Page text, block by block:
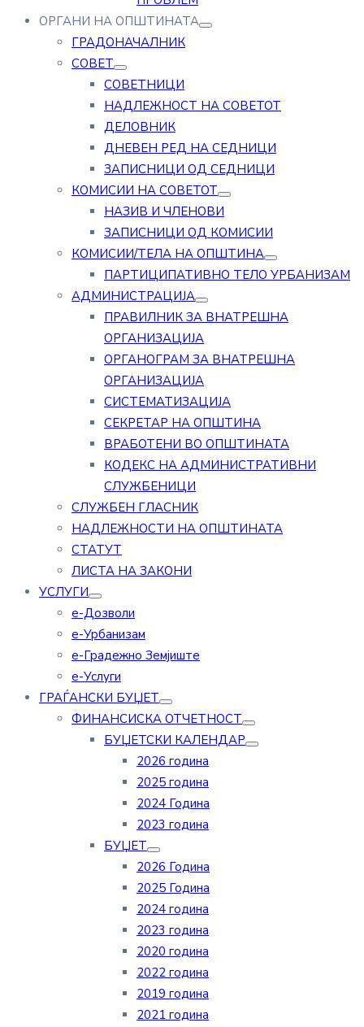
ОРГАНИ НА ОПШТИНАТА
ГРАДОНАЧАЛНИК
СОВЕТ
СОВЕТНИЦИ
НАДЛЕЖНОСТ НА СОВЕТОТ
ДЕЛОВНИК
ДНЕВЕН РЕД НА СЕДНИЦИ
ЗАПИСНИЦИ ОД СЕДНИЦИ
КОМИСИИ НА СОВЕТОТ
НАЗИВ И ЧЛЕНОВИ
ЗАПИСНИЦИ ОД КОМИСИИ
КОМИСИИ/ТЕЛА НА ОПШТИНА
ПАРТИЦИПАТИВНО ТЕЛО УРБАНИЗАМ
АДМИНИСТРАЦИЈА
ПРАВИЛНИК ЗА ВНАТРЕШНА
ОРГАНИЗАЦИЈА
ОРГАНОГРАМ ЗА ВНАТРЕШНА
ОРГАНИЗАЦИЈА
СИСТЕМАТИЗАЦИЈА
СЕКРЕТАР НА ОПШТИНА
ВРАБОТЕНИ ВО ОПШТИНАТА
КОДЕКС НА АДМИНИСТРАТИВНИ
СЛУЖБЕНИЦИ
СЛУЖБЕН ГЛАСНИК
НАДЛЕЖНОСТИ НА ОПШТИНАТА
СТАТУТ
ЛИСТА НА ЗАКОНИ
УСЛУГИ
е-Дозволи
е-Урбанизам
е-Градежно Земјиште
е-Услуги
ГРАЃАНСКИ БУЏЕТ
ФИНАНСИСКА ОТЧЕТНОСТ
БУЏЕТСКИ КАЛЕНДАР
2026 година
2025 година
2024 Година
2023 година
БУЏЕТ
2026 Година
2025 Година
2024 година
2023 година
2020 година
2022 година
2019 година
2021 година